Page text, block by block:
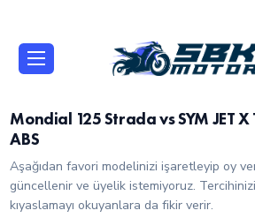
Mondial 125 Strada vs SYM JET X
ABS
Aşağıdan favori modelinizi işaretleyip oy
güncellenir ve üyelik istemiyoruz.
kıyaslamayı okuyanlara da fikir verir.